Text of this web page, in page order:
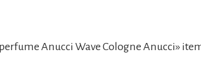
Anucci Wave Cologne Anucci»